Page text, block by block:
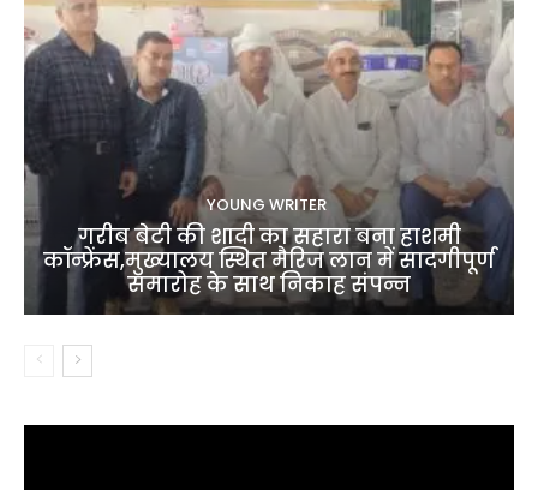
YOUNG WRITER
गरीब बेटी की शादी का सहारा बना हाशमी
कॉन्फ्रेंस,मुख्यालय स्थित मैरिज लान में सादगीपूर्ण
समारोह के साथ निकाह संपन्न